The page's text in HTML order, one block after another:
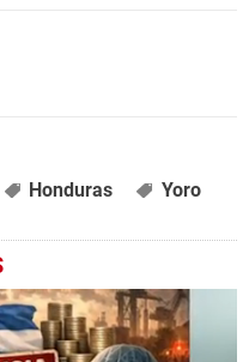
Honduras Yoro